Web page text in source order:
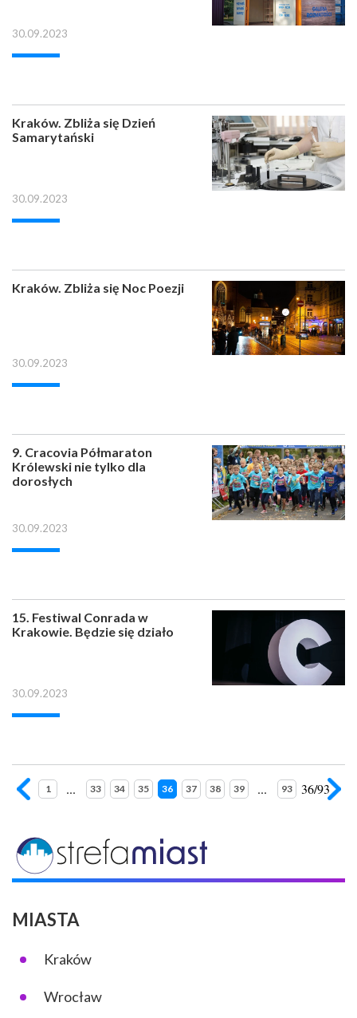
30.09.2023
Kraków. Zbliża się Dzień
Samarytański
30.09.2023
Kraków. Zbliża się Noc Poezji
30.09.2023
9. Cracovia Półmaraton
Królewski nie tylko dla
dorosłych
30.09.2023
15. Festiwal Conrada w
Krakowie. Będzie się działo
30.09.2023
1 ... 33 34 35 36 37 38 39 ... 93 36/93
MIASTA
Kraków
Wrocław